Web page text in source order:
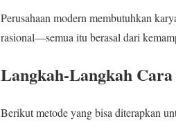
Perusahaan modern membutuhkan
rasional—semua itu berasal dari
Langkah-Langkah
Berikut metode yang bisa diterapkan